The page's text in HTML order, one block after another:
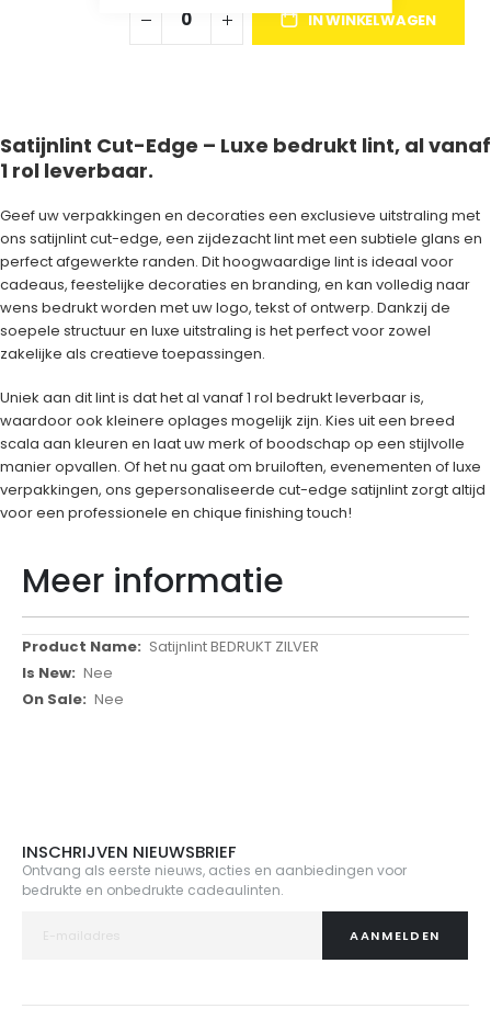
IN WINKELWAGEN
Satijnlint Cut-Edge – Luxe bedrukt lint, al vanaf
1 rol leverbaar.
Geef uw verpakkingen en decoraties een exclusieve uitstraling met
ons satijnlint cut-edge, een zijdezacht lint met een subtiele glans en
perfect afgewerkte randen. Dit hoogwaardige lint is ideaal voor
cadeaus, feestelijke decoraties en branding, en kan volledig naar
wens bedrukt worden met uw logo, tekst of ontwerp. Dankzij de
soepele structuur en luxe uitstraling is het perfect voor zowel
zakelijke als creatieve toepassingen.
Uniek aan dit lint is dat het al vanaf 1 rol bedrukt leverbaar is,
waardoor ook kleinere oplages mogelijk zijn. Kies uit een breed
scala aan kleuren en laat uw merk of boodschap op een stijlvolle
manier opvallen. Of het nu gaat om bruiloften, evenementen of luxe
verpakkingen, ons gepersonaliseerde cut-edge satijnlint zorgt altijd
voor een professionele en chique finishing touch!
Meer informatie
Meer
informatie
Satijnlint BEDRUKT ZILVER
Nee
Nee
INSCHRIJVEN NIEUWSBRIEF
Ontvang als eerste nieuws, acties en aanbiedingen voor
bedrukte en onbedrukte cadeaulinten.
AANMELDEN